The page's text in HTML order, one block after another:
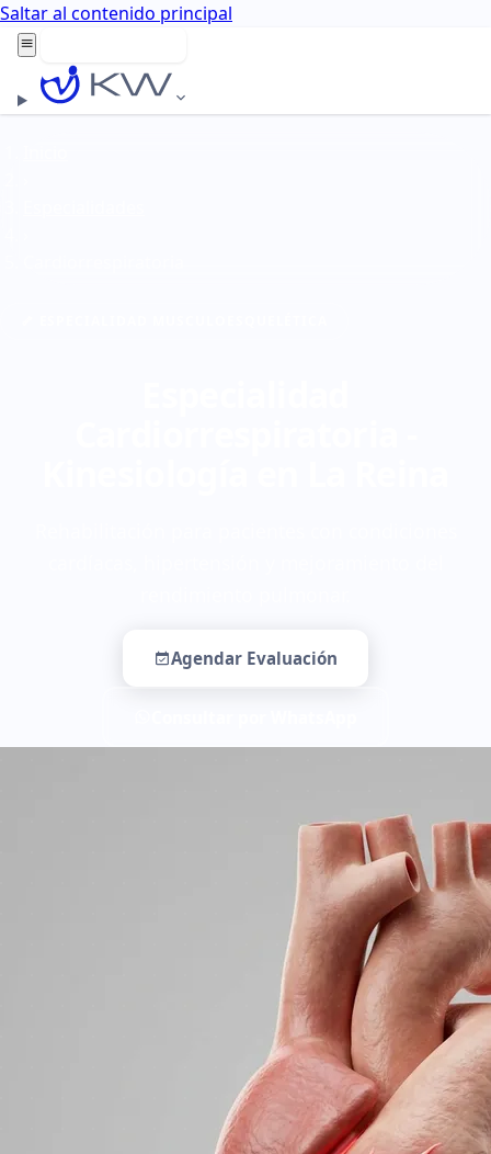
Saltar al contenido principal
Agendar Evaluación